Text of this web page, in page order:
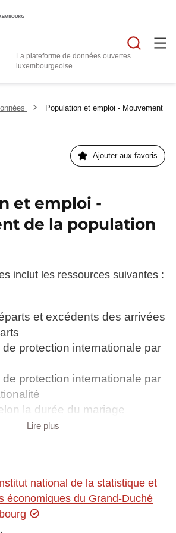
La plateforme de données ouvertes
Population et emploi - Mouvement
Ajouter aux favoris
et emploi -
de la population
inclut les ressources suivantes :
et excédents des arrivées
protection internationale par
protection internationale par
la durée du mariage
le motif
1 an selon l'âge
1 an, décès avant 1 mois et
infantile
selon la durée de gestation
Lire plus
national de la statistique et
économiques du Grand-Duché